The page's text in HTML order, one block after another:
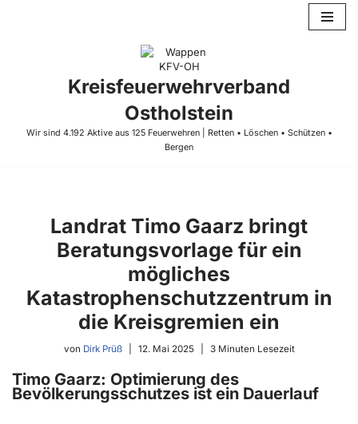
Kreisfeuerwehrverband
Ostholstein
Wir sind 4.192 Aktive aus 125 Feuerwehren | Retten • Löschen • Schützen •
Bergen
Landrat Timo Gaarz bringt
Beratungsvorlage für ein
mögliches
Katastrophenschutzzentrum in
die Kreisgremien ein
von Dirk Prüß 12. Mai 2025 3 Minuten Lesezeit
Timo Gaarz: Optimierung des
Bevölkerungsschutzes ist ein Dauerlauf